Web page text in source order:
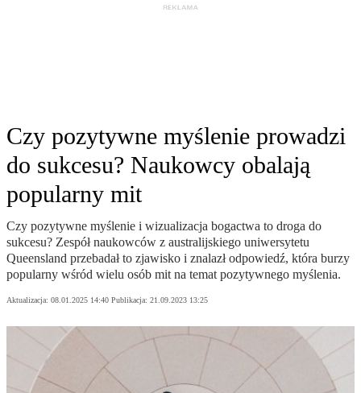
Czy pozytywne myślenie prowadzi
do sukcesu? Naukowcy obalają
popularny mit
Czy pozytywne myślenie i wizualizacja bogactwa to droga do
sukcesu? Zespół naukowców z australijskiego uniwersytetu
Queensland przebadał to zjawisko i znalazł odpowiedź, która burzy
popularny wśród wielu osób mit na temat pozytywnego myślenia.
Aktualizacja: 08.01.2025 14:40 Publikacja: 21.09.2023 13:25